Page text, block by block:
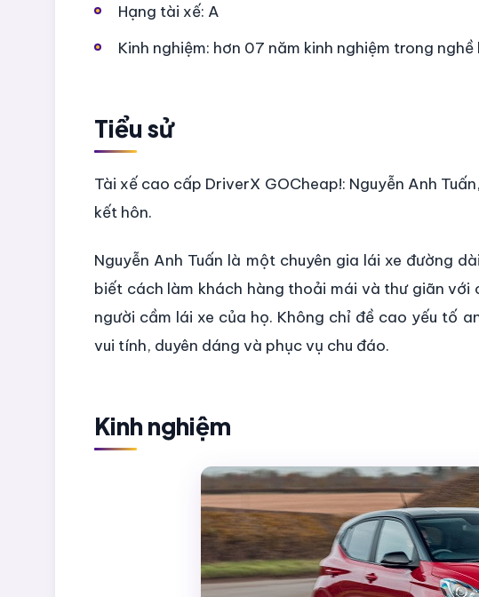
Hạng tài xế: A
Kinh nghiệm: hơn 07 năm kinh nghiệm trong nghề
Tiểu sử
Tài xế cao cấp DriverX GOCheap!: Nguyễn Anh
kết hôn.
Nguyễn Anh Tuấn là một chuyên gia lái xe đường
biết cách làm khách hàng thoải mái và thư giãn với
người cầm lái xe của họ. Không chỉ đề cao yếu tố
vui tính, duyên dáng và phục vụ chu đáo.
Kinh nghiệm